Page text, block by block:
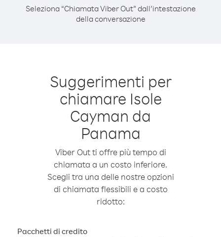
Seleziona “Chiamata Viber Out” dall’intestazione
della conversazione
Suggerimenti per
chiamare Isole
Cayman da
Panama
Viber Out ti offre più tempo di
chiamata a un costo inferiore.
Scegli tra una delle nostre opzioni
di chiamata flessibili e a costo
ridotto:
Pacchetti di credito